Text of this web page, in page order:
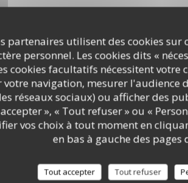
partenaires utilisent des cookies
personnel. Les cookies dits «
cookies facultatifs nécessitent votre
votre navigation, mesurer l'audience
réseaux sociaux) ou afficher des
», « Tout refuser » ou «
vos choix à tout moment en
en bas à gauche des pages
Tout accepter Tout refuser
à votre arrivée Supp 3€
accompagner vos grillades